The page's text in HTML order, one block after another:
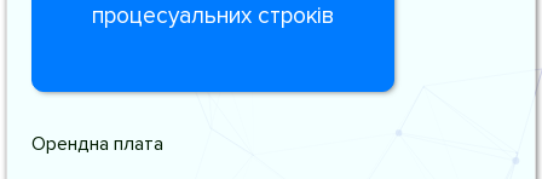
процесуальних строків
Орендна плата